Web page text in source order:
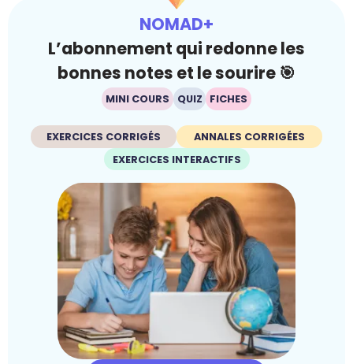
NOMAD+
L’abonnement qui redonne les
bonnes notes et le sourire 🎯
MINI COURS QUIZ FICHES
EXERCICES CORRIGÉS
ANNALES CORRIGÉES
EXERCICES INTERACTIFS